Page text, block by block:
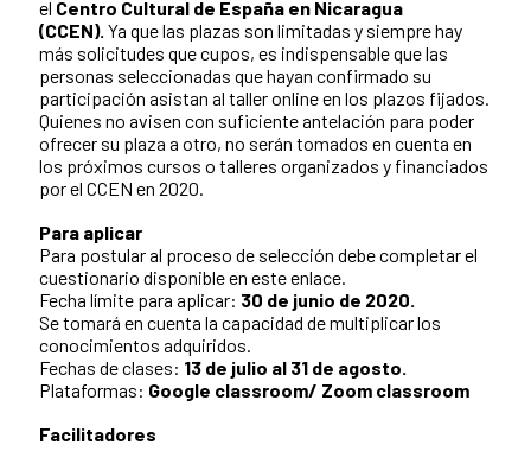
el Centro Cultural de España en Nicaragua
(CCEN). Ya que las plazas son limitadas y siempre hay
más solicitudes que cupos, es indispensable que las
personas seleccionadas que hayan confirmado su
participación asistan al taller online en los plazos fijados.
Quienes no avisen con suficiente antelación para poder
ofrecer su plaza a otro, no serán tomados en cuenta en
los próximos cursos o talleres organizados y financiados
por el CCEN en 2020.
Para aplicar
Para postular al proceso de selección debe completar el
cuestionario disponible en este enlace.
Fecha límite para aplicar: 30 de junio de 2020.
Se tomará en cuenta la capacidad de multiplicar los
conocimientos adquiridos.
Fechas de clases: 13 de julio al 31 de agosto.
Plataformas: Google classroom/ Zoom classroom
Facilitadores